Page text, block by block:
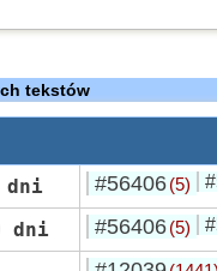
tekstów
dni
#56406 (5)
dni #56406 (5)